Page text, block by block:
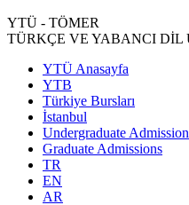
YTÜ - TÖMER
TÜRKÇE VE YABANCI
YTÜ Anasayfa
YTB
Türkiye Bursları
İstanbul
Undergraduate
Graduate Admissions
TR
EN
AR